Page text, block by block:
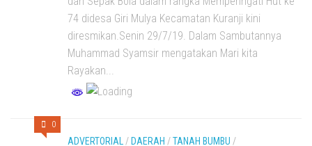
74 didesa Giri Mulya Kecamatan Kuranji kini
diresmikan.Senin 29/7/19. Dalam Sambutannya
Muhammad Syamsir mengatakan Mari kita
Rayakan...
0
ADVERTORIAL / DAERAH /TANAH BUMBU /